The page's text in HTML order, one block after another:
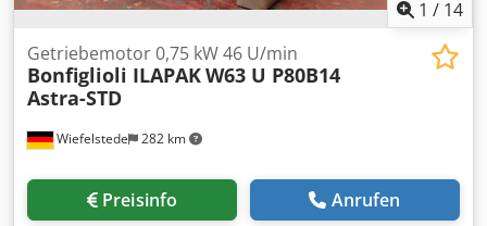
1 / 14
Wiefelstede 282 km
Getriebemotor 0,75 kW 46 U/min
Bonfiglioli ILAPAKW63 U P80B14
Astra-STD
Preisinfo Anrufen